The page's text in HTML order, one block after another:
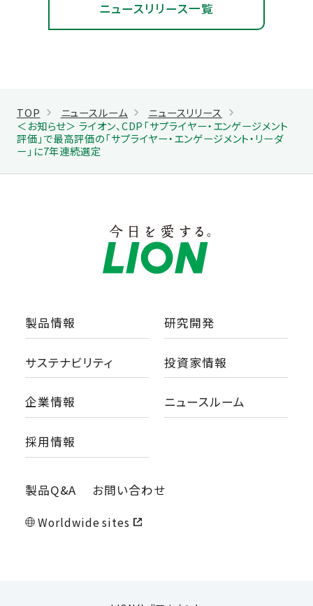
ニュースリリース一覧
TOP ニュースルーム
ニュースリリース
＜お知らせ＞ ライオン、CDP「サプライヤー・エンゲージメント
評価」で最高評価の「サプライヤー・エンゲージメント・リーダ
ー」に7年連続選定
製品情報 研究開発
サステナビリティ 投資家情報
企業情報 ニュースルーム
採用情報
製品Q&A お問い合わせ
Worldwide sites